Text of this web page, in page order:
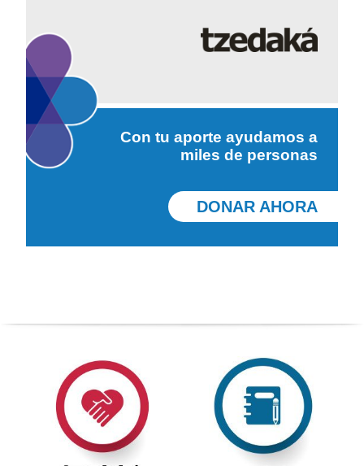
Con tu aporte ayudamos a
miles de personas
DONAR AHORA